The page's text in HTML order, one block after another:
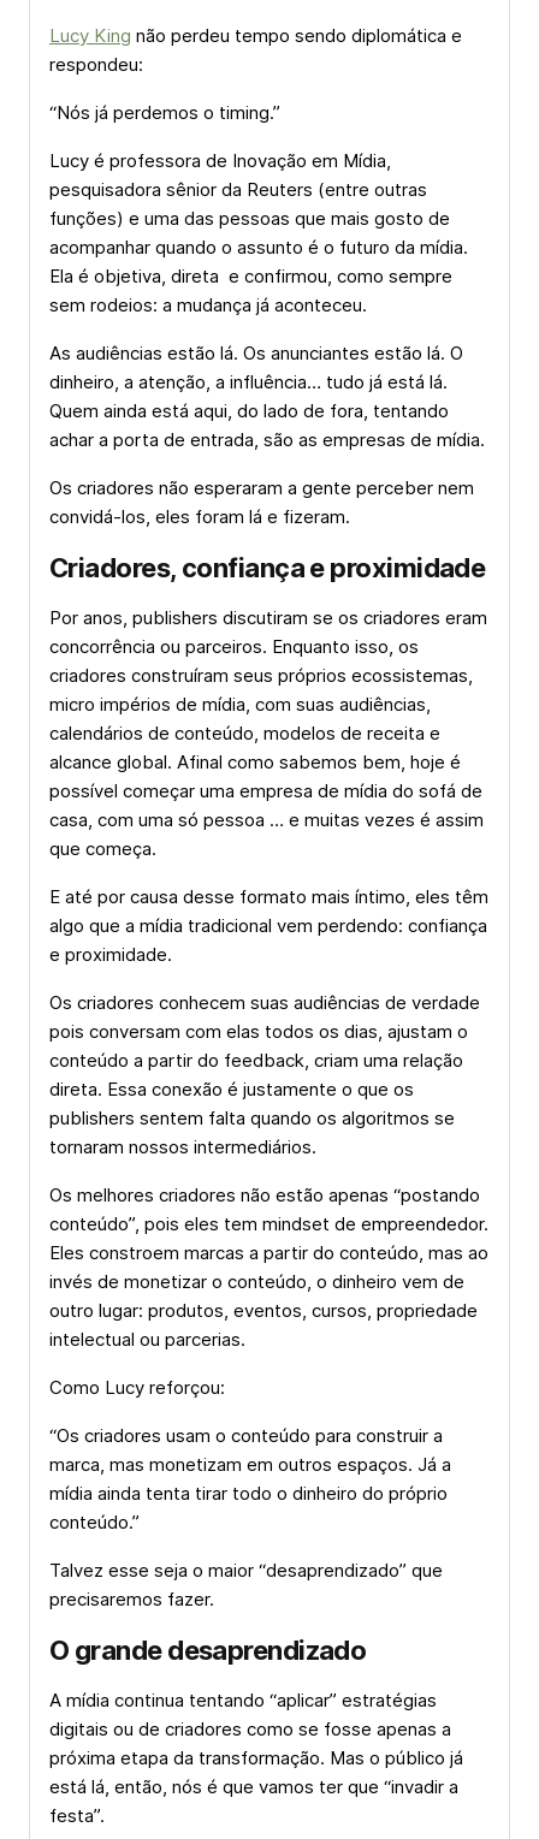
Lucy King não perdeu tempo sendo diplomática e
respondeu:
“Nós já perdemos o timing.”
Lucy é professora de Inovação em Mídia,
pesquisadora sênior da Reuters (entre outras
funções) e uma das pessoas que mais gosto de
acompanhar quando o assunto é o futuro da mídia.
Ela é objetiva, direta e confirmou, como sempre
sem rodeios: a mudança já aconteceu.
As audiências estão lá. Os anunciantes estão lá. O
dinheiro, a atenção, a influência… tudo já está lá.
Quem ainda está aqui, do lado de fora, tentando
achar a porta de entrada, são as empresas de mídia.
Os criadores não esperaram a gente perceber nem
convidá-los, eles foram lá e fizeram.
Criadores, confiança e proximidade
Por anos, publishers discutiram se os criadores eram
concorrência ou parceiros. Enquanto isso, os
criadores construíram seus próprios ecossistemas,
micro impérios de mídia, com suas audiências,
calendários de conteúdo, modelos de receita e
alcance global. Afinal como sabemos bem, hoje é
possível começar uma empresa de mídia do sofá de
casa, com uma só pessoa … e muitas vezes é assim
que começa.
E até por causa desse formato mais íntimo, eles têm
algo que a mídia tradicional vem perdendo: confiança
e proximidade.
Os criadores conhecem suas audiências de verdade
pois conversam com elas todos os dias, ajustam o
conteúdo a partir do feedback, criam uma relação
direta. Essa conexão é justamente o que os
publishers sentem falta quando os algoritmos se
tornaram nossos intermediários.
Os melhores criadores não estão apenas “postando
conteúdo”, pois eles tem mindset de empreendedor.
Eles constroem marcas a partir do conteúdo, mas ao
invés de monetizar o conteúdo, o dinheiro vem de
outro lugar: produtos, eventos, cursos, propriedade
intelectual ou parcerias.
Como Lucy reforçou:
“Os criadores usam o conteúdo para construir a
marca, mas monetizam em outros espaços. Já a
mídia ainda tenta tirar todo o dinheiro do próprio
conteúdo.”
Talvez esse seja o maior “desaprendizado” que
precisaremos fazer.
O grande desaprendizado
A mídia continua tentando “aplicar” estratégias
digitais ou de criadores como se fosse apenas a
próxima etapa da transformação. Mas o público já
está lá, então, nós é que vamos ter que “invadir a
festa”.